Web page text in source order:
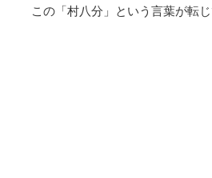
この「村八分」という言葉が転